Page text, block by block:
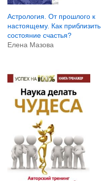
Астрология. От прошлого к
настоящему. Как приблизить
состояние счастья?
Елена Мазова